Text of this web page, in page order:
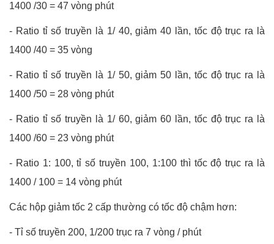
1400 /30 = 47 vòng phút
- Ratio tỉ số truyền là 1/ 40, giảm 40 lần, tốc độ trục ra là
1400 /40 = 35 vòng
- Ratio tỉ số truyền là 1/ 50, giảm 50 lần, tốc độ trục ra là
1400 /50 = 28 vòng phút
- Ratio tỉ số truyền là 1/ 60, giảm 60 lần, tốc độ trục ra là
1400 /60 = 23 vòng phút
- Ratio 1: 100, tỉ số truyền 100, 1:100 thì tốc độ trục ra là
1400 / 100 = 14 vòng phút
Các hộp giảm tốc 2 cấp thường có tốc độ chậm hơn:
- Tỉ số truyền 200, 1/200 trục ra 7 vòng / phút